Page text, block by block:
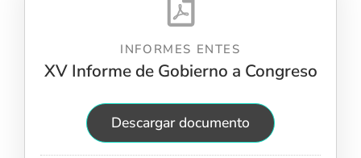
INFORMES ENTES
XV Informe de Gobierno a Congreso
Descargar documento